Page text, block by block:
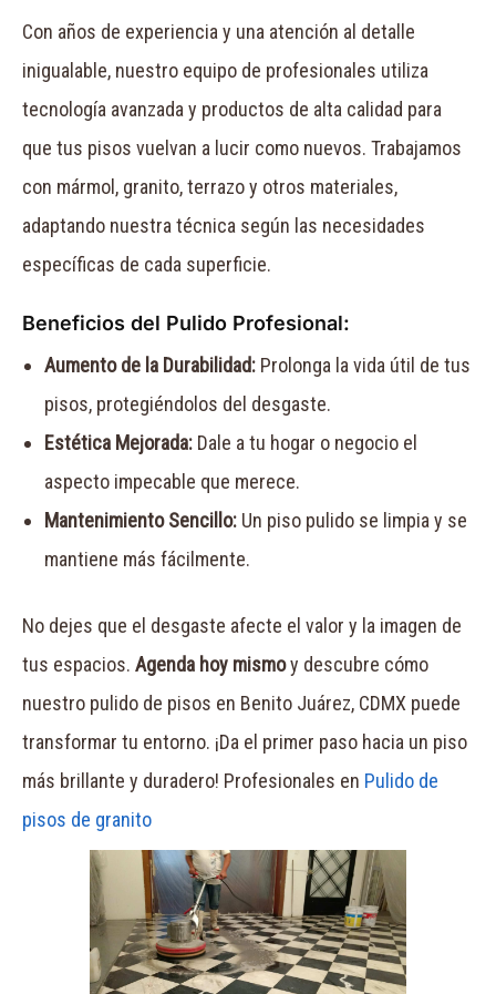
Con años de experiencia y una atención al detalle
inigualable, nuestro equipo de profesionales utiliza
tecnología avanzada y productos de alta calidad para
que tus pisos vuelvan a lucir como nuevos. Trabajamos
con mármol, granito, terrazo y otros materiales,
adaptando nuestra técnica según las necesidades
específicas de cada superficie.
Beneficios del Pulido Profesional:
Aumento de la Durabilidad: Prolonga la vida útil de tus
pisos, protegiéndolos del desgaste.
Estética Mejorada: Dale a tu hogar o negocio el
aspecto impecable que merece.
Mantenimiento Sencillo: Un piso pulido se limpia y se
mantiene más fácilmente.
No dejes que el desgaste afecte el valor y la imagen de
tus espacios. Agenda hoy mismoy descubre cómo
nuestro pulido de pisos en Benito Juárez, CDMX puede
transformar tu entorno. ¡Da el primer paso hacia un piso
más brillante y duradero! Profesionales en Pulido de
pisos de granito